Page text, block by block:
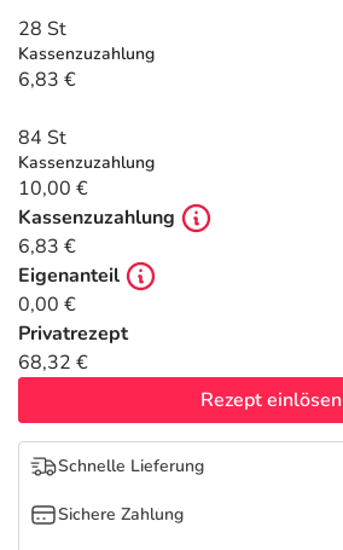
Tierapotheke
Vitamine & Mineralstoffe
Marken
Salus Deals
28 St
Kassenzuzahlung
6,83 €
84 St
Kassenzuzahlung
10,00 €
Kassenzuzahlung
6,83 €
Eigenanteil
0,00 €
Privatrezept
68,32 €
Rezept einlösen
Schnelle Lieferung
Sichere Zahlung